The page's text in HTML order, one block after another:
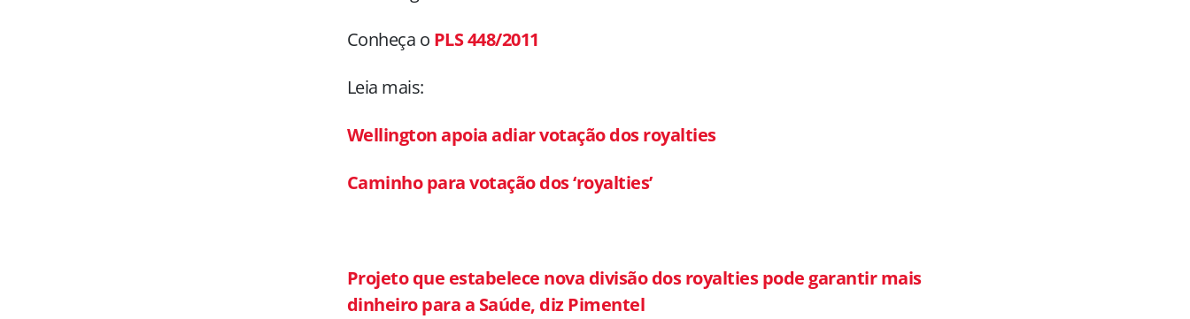
Conheça o PLS 448/2011
Leia mais:
Wellington apoia adiar votação dos royalties
Caminho para votação dos ‘royalties’
Projeto que estabelece nova divisão dos royalties pode garantir mais
dinheiro para a Saúde, diz Pimentel